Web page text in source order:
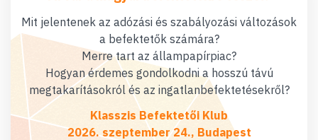
Mit jelentenek az adózási és szabályozási változások
a befektetők számára?
Merre tart az állampapírpiac?
Hogyan érdemes gondolkodni a hosszú távú
megtakarításokról és az ingatlanbefektetésekről?
Klasszis Befektetői Klub
2026. szeptember 24., Budapest